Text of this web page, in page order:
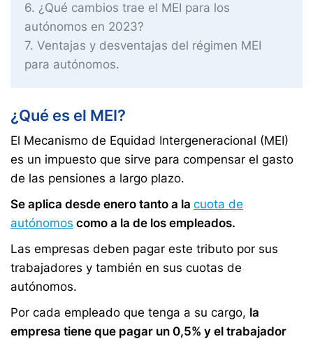
6 ¿Qué cambios trae el MEI para los
autónomos en 2023?
7 Ventajas y desventajas del régimen MEI
para autónomos.
¿Qué es el MEI?
El Mecanismo de Equidad Intergeneracional (MEI)
es un impuesto que sirve para compensar el gasto
de las pensiones a largo plazo.
Se aplica desde enero tanto a la cuota de
autónomos como a la de los empleados.
Las empresas deben pagar este tributo por sus
trabajadores y también en sus cuotas de
autónomos.
Por cada empleado que tenga a su cargo, la
empresa tiene que pagar un 0,5% y el trabajador